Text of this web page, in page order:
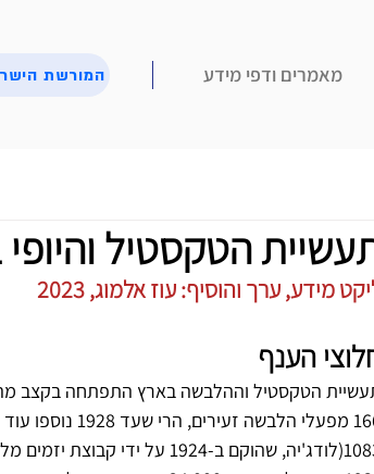
המורשת מאמרים ודפי מידע
הטקסטיל
מידע, ערך והוסיף: עוז אלמוג, 2023
הענף
1083(לודג'יה, שהוקם ב-1924